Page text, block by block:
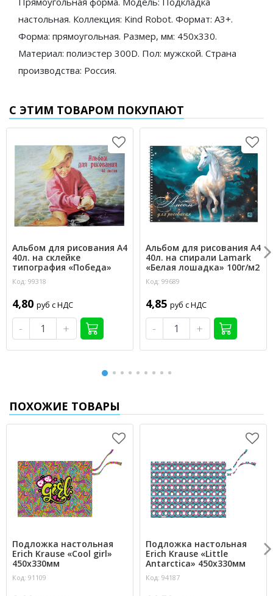
настольная. Коллекция: Kind Robot. Формат: A3+.
Форма: прямоугольная. Размер, мм: 450x330.
Материал: полиэстер 300D. Пол: мужской. Страна
производства: Россия.
С ЭТИМ ТОВАРОМ ПОКУПАЮТ
Альбом для рисования А4
40л. на склейке
типография «Победа»
Код: 99318
4,80 руб с НДС
- +
Альбом для рисования А4
40л. на спирали Lamark
«Белая лошадка» 100г/м2
Код: 99689
4,85 руб с НДС
- +
ПОХОЖИЕ ТОВАРЫ
Подложка настольная
Erich Krause «Cool girl»
450х330мм
Код: 91109
Подложка настольная
Erich Krause «Little
Antarctica» 450х330мм
Код: 94187